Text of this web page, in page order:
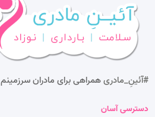
#آئینِ_مادریهمراهی برای مادران سرزمینم
دسترسی آسان